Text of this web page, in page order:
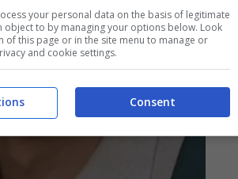
your personal data on the basis of legitimate
object to by managing your options below. Look
of this page or in the site menu to manage or
and cookie settings.
Consent